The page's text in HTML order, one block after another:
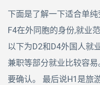
下面是了解一下适合单
F4在外同胞的身份,就业
以下为D2和D4外国人就
兼职等部分就业比较容
要确认。 最后说H1是旅